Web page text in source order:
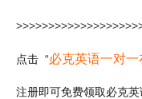
点击 “必克英语一对一
注册即可免费领取必克